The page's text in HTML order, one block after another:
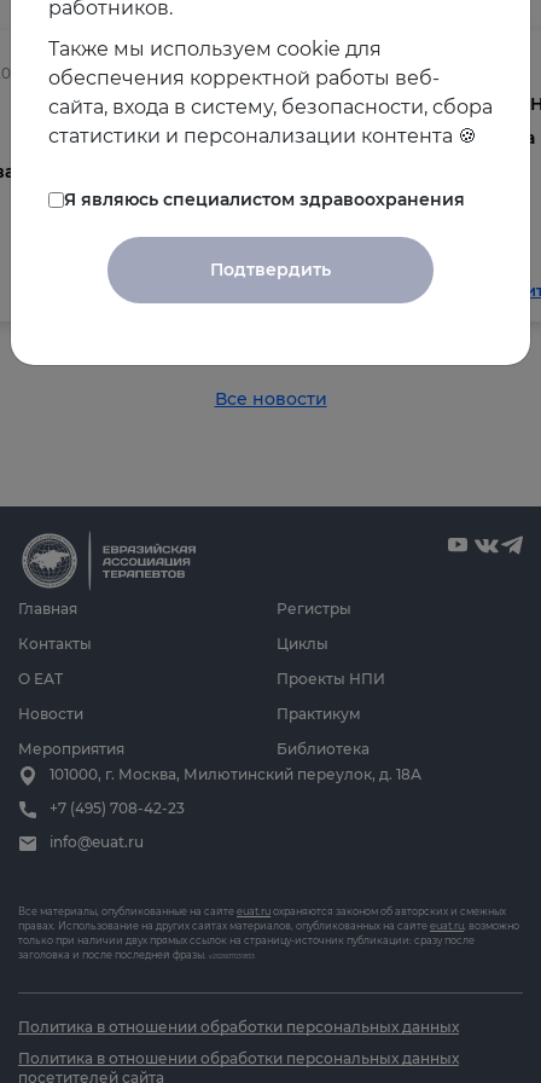
03.08.2026
Осведомленность врачей о
менопаузе и менопаузальной
общеклинической практике
Читать далее
V
Все новости
Главная
О ЕАТ
Новости
Мероприятия
Циклы
Проекты НПИ
Практикум
Библиотека
Регистры
Контакты
101000, г. Москва, Милютинский переулок, д. 18А
+7 (495) 708-42-23
info@euat.ru
Все материалы, опубликованные на сайте euat.ru охраняются законом об авторских и смежных
правах. Использование на других сайтах материалов, опубликованных на сайте euat.ru, возможно
только при наличии двух прямых ссылок на страницу-источник публикации: сразу после
заголовка и после последней фразы. v202607031833
Политика в отношении обработки персональных данных
Политика в отношении обработки персональных данных
посетителей сайта
работников.
Также мы используем cookie для
обеспечения корректной работы веб-
сайта, входа в систему, безопасности, сбора
статистики и персонализации контента 🍪
Я являюсь специалистом здравоохранения
Подтвердить